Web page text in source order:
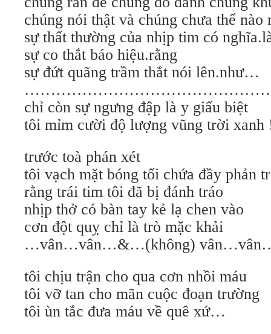
chúng nói thật và chúng chưa thể nào
sự thất thường của nhịp tim có
sự co thắt báo hiệu.rằng
sự đứt quãng trầm thắt nói lên.như…
chỉ còn sự ngưng đập là y giấu biệt
tôi mỉm cười độ lượng vũng trời xanh
trước toà phán xét
tôi vạch mặt bóng tối chứa đầy phản
rằng trái tim tôi đã bị đánh tráo
nhịp thở có bàn tay kẻ lạ chen vào
cơn đột quỵ chỉ là trò mặc khải
…vân…vân…&…(không)
tôi chịu trận cho qua cơn nhồi máu
tôi vỡ tan cho mãn cuộc đoạn trường
tôi ùn tắc đưa máu về quê xứ…